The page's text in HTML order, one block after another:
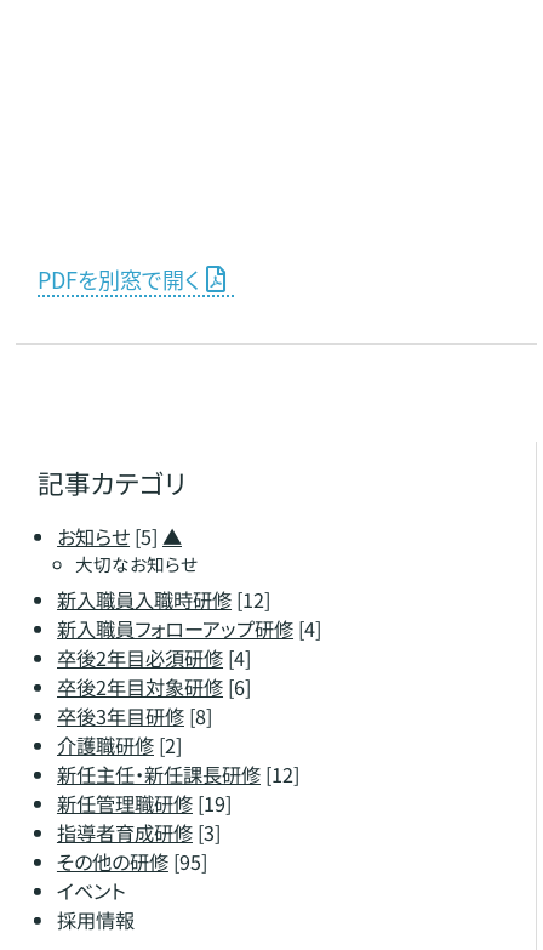
PDFを別窓で開く
記事カテゴリ
お知らせ[5] ▲
大切なお知らせ
新入職員入職時研修[12]
新入職員フォローアップ研修[4]
卒後2年目必須研修[4]
卒後2年目対象研修[6]
卒後3年目研修[8]
介護職研修[2]
新任主任・新任課長研修[12]
新任管理職研修[19]
指導者育成研修[3]
その他の研修[95]
イベント
採用情報